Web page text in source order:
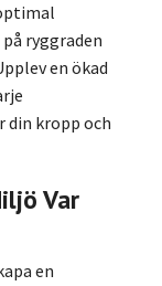
ryggraden
en ökad
din kropp och
Var
en